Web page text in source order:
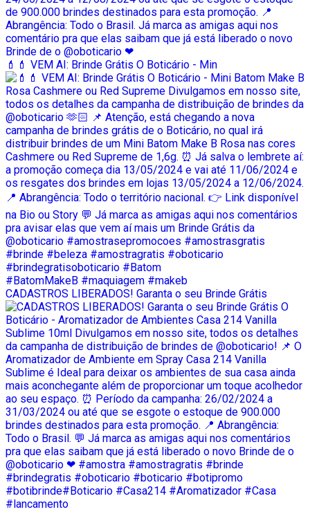
💄💄 VEM AI: Brinde Grátis O Boticário - Min
CADASTROS LIBERADOS! Garanta o seu Brinde Grátis